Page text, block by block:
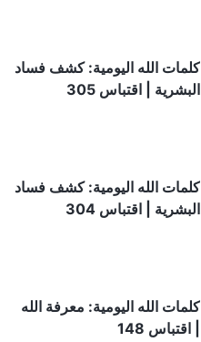
كلمات الله اليومية: كشف فساد
البشرية | اقتباس 305
كلمات الله اليومية: كشف فساد
البشرية | اقتباس 304
كلمات الله اليومية: معرفة الله
| اقتباس 148